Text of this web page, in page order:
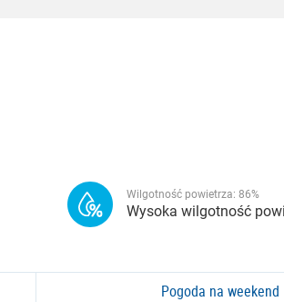
Wilgotność powietrza: 86%
Wysoka wilgotność
Pogoda na weekend